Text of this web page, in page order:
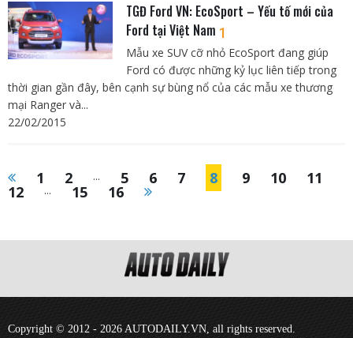
TGĐ Ford VN: EcoSport – Yếu tố mới của
Ford tại Việt Nam 1
Mẫu xe SUV cỡ nhỏ EcoSport đang giúp
Ford có được những kỷ lục liên tiếp trong
thời gian gần đây, bên cạnh sự bùng nổ của các mẫu xe thương
mại Ranger và...
22/02/2015
1 2 ... 5 6 7 8 9 10 11
12 ... 15 16
Copyright © 2012 - 2026 AUTODAILY.VN, all rights reserved.